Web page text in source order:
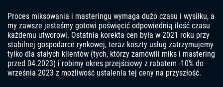
Proces miksowania i masteringu wymaga dużo czasu i wysiłku, a
my zawsze jesteśmy gotowi poświęcić odpowiednią ilość czasu
każdemu utworowi. Ostatnia korekta cen była w 2021 roku przy
stabilnej gospodarce rynkowej, teraz koszty usług zatrzymujemy
tylko dla stałych klientów (tych, którzy zamówili miks i mastering
przed 04.2023) i robimy okres przejściowy z rabatem -10% do
września 2023 z możliwość ustalenia tej ceny na przyszłość.